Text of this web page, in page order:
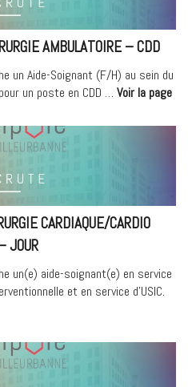
AMBULATOIRE – CDD
un Aide-Soignant (F/H) au sein du
un poste en CDD … Voir la page«
(F/
CARDIAQUE/CARDIO
JOUR
un(e) aide-soignant(e) en service
et en service d’USIC.